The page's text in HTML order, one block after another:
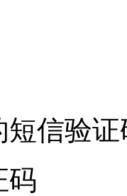
短信验证
码